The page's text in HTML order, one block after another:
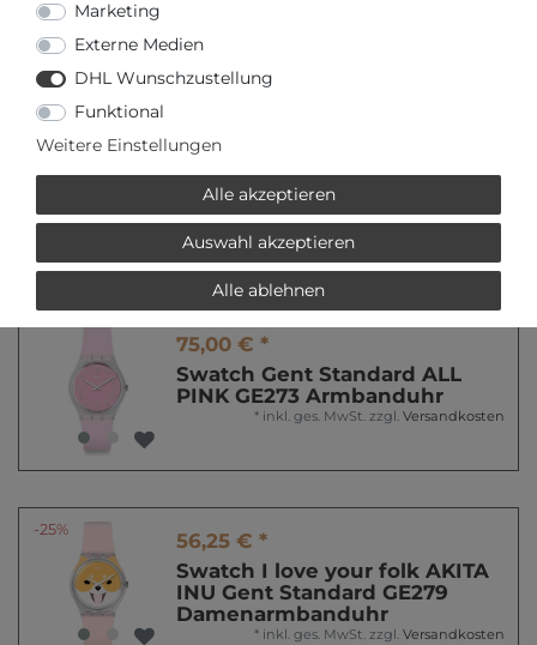
75,00 € *
Swatch Gent Standard
LASERATA Bau Swatch GN725
Armbanduhr
*inkl. ges. MwSt.
75,00 € *
Swatch Gent Standard ALL
PINK GE273 Armbanduhr
* inkl. ges. MwSt. zzgl. Versandkosten
-25%
56,25 € *
Swatch I love your folk AKITA
INU Gent Standard GE279
Damenarmbanduhr
* inkl. ges. MwSt. zzgl. Versandkosten
Marketing
Externe Medien
DHL Wunschzustellung
Funktional
Weitere Einstellungen
Alle akzeptieren
Auswahl akzeptieren
Alle ablehnen